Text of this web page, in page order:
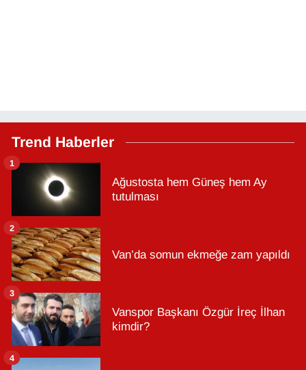
Trend Haberler
Ağustosta hem Güneş hem Ay
tutulması
1
Van’da somun ekmeğe zam yapıldı
2
Vanspor Başkanı Özgür İreç İlhan
kimdir?
3
4